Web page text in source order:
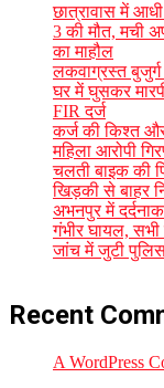
छात्रावास में
3 की मौत, मची
का माहौल
लकवाग्रस्त बुजुर्ग
घर में घुसकर
FIR दर्ज
कर्ज की किश्त
महिला आरोपी
चलती बाइक की
खिड़की से बाहर
अभनपुर में
गंभीर घायल,
जांच में जुटी
Recent
A WordPress